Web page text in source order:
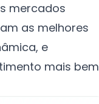
mercados
as melhores
e
mais bem